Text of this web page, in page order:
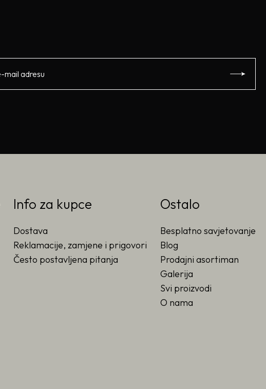
Info za kupce
Dostava
Reklamacije, zamjene i prigovori
Često postavljena pitanja
Ostalo
Besplatno savjetovanje
Blog
Prodajni asortiman
Galerija
Svi proizvodi
O nama